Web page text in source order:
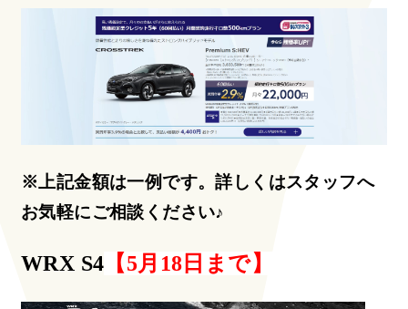
※上記金額は一例です。詳しくはスタッフへ
お気軽にご相談ください♪
WRX S4 【5月18日まで】